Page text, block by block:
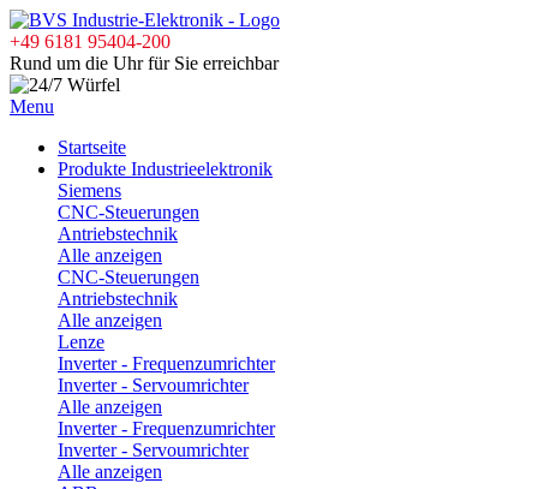
+49 6181 95404-200
Rund um die Uhr für Sie erreichbar
Menu
Startseite
Produkte Industrieelektronik
Siemens
CNC-Steuerungen
Antriebstechnik
Alle anzeigen
CNC-Steuerungen
Antriebstechnik
Alle anzeigen
Lenze
Inverter - Frequenzumrichter
Inverter - Servoumrichter
Alle anzeigen
Inverter - Frequenzumrichter
Inverter - Servoumrichter
Alle anzeigen